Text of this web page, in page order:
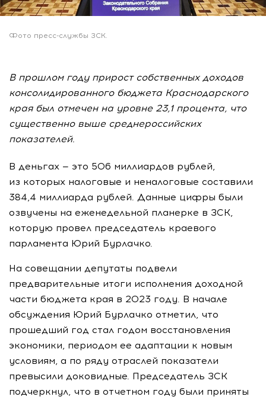
Фото пресс-службы ЗСК.
В прошлом году прирост собственных доходов
консолидированного бюджета Краснодарского
края был отмечен на уровне 23,1 процента, что
существенно выше среднероссийских
показателей.
В деньгах — это 506 миллиардов рублей,
из которых налоговые и неналоговые составили
384,4 миллиарда рублей. Данные цифры были
озвучены на еженедельной планерке в ЗСК,
которую провел председатель краевого
парламента Юрий Бурлачко.
На совещании депутаты подвели
предварительные итоги исполнения доходной
части бюджета края в 2023 году. В начале
обсуждения Юрий Бурлачко отметил, что
прошедший год стал годом восстановления
экономики, периодом ее адаптации к новым
условиям, а по ряду отраслей показатели
превысили доковидные. Председатель ЗСК
подчеркнул, что в отчетном году были приняты